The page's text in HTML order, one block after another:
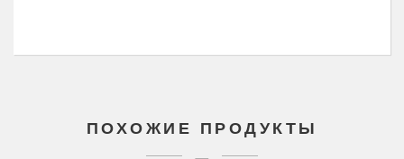
ПОХОЖИЕ ПРОДУКТЫ